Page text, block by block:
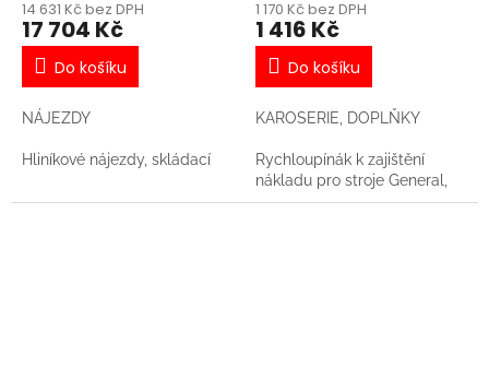
14 631 Kč bez DPH
17 704 Kč
Do košíku
NÁJEZDY
Hliníkové nájezdy, skládací
1 170 Kč bez DPH
1 416 Kč
Do košíku
KAROSERIE, DOPLŇKY
Rychloupínák k zajištění
nákladu pro stroje General,
Ranger